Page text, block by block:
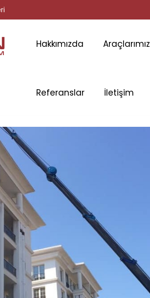
Hakkımızda Araçlarımız
Referanslar İletişim